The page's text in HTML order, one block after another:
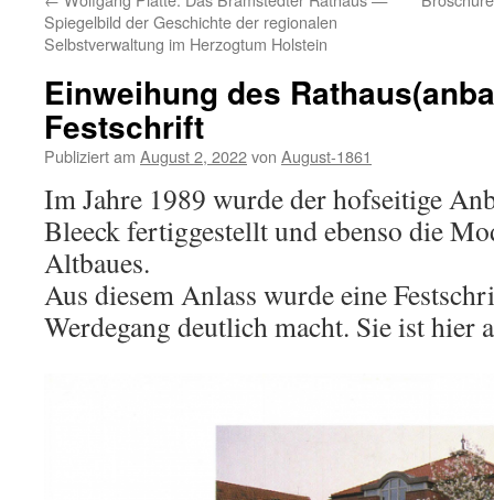
Spiegelbild der Geschichte der regionalen
Selbstverwaltung im Herzogtum Holstein
Einweihung des
Festschrift
Publiziert am August 2, 2022von August-1861
Im Jahre 1989 wurde der hofseitige
Bleeck fertiggestellt und ebenso die
Altbaues.
Aus diesem Anlass wurde eine
Werdegang deutlich macht. Sie ist hier